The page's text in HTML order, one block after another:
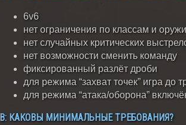
6v6
нет ограничения по классам и
нет случайных критических
нет возможности сменить команду
фиксированный разлёт дроби
для режима “захват точек” игра до
для режима “атака/оборона”
В: КАКОВЫ МИНИМАЛЬНЫЕ ТРЕБОВАНИЯ?